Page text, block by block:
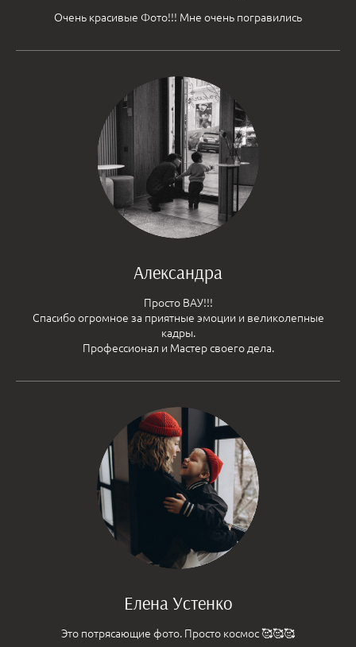
Очень красивые Фото!!! Мне очень погравились
Александра
Просто ВАУ!!!
Спасибо огромное за приятные эмоции и великолепные
кадры.
Профессионал и Мастер своего дела.
Елена Устенко
Это потрясающие фото. Просто космос 🥰🥰🥰